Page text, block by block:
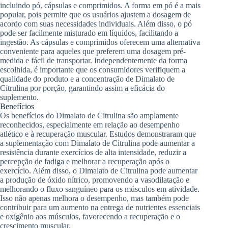
incluindo pó, cápsulas e comprimidos. A forma em pó é a mais
popular, pois permite que os usuários ajustem a dosagem de
acordo com suas necessidades individuais. Além disso, o pó
pode ser facilmente misturado em líquidos, facilitando a
ingestão. As cápsulas e comprimidos oferecem uma alternativa
conveniente para aqueles que preferem uma dosagem pré-
medida e fácil de transportar. Independentemente da forma
escolhida, é importante que os consumidores verifiquem a
qualidade do produto e a concentração de Dimalato de
Citrulina por porção, garantindo assim a eficácia do
suplemento.
Benefícios
Os benefícios do Dimalato de Citrulina são amplamente
reconhecidos, especialmente em relação ao desempenho
atlético e à recuperação muscular. Estudos demonstraram que
a suplementação com Dimalato de Citrulina pode aumentar a
resistência durante exercícios de alta intensidade, reduzir a
percepção de fadiga e melhorar a recuperação após o
exercício. Além disso, o Dimalato de Citrulina pode aumentar
a produção de óxido nítrico, promovendo a vasodilatação e
melhorando o fluxo sanguíneo para os músculos em atividade.
Isso não apenas melhora o desempenho, mas também pode
contribuir para um aumento na entrega de nutrientes essenciais
e oxigênio aos músculos, favorecendo a recuperação e o
crescimento muscular.